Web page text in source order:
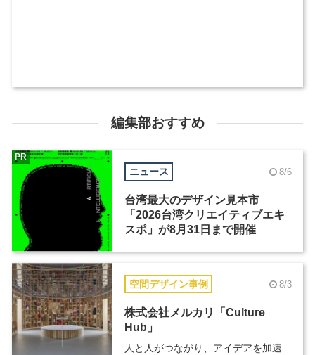
編集部おすすめ
ニュース 8/6
台湾最大のデザイン見本市
「2026台湾クリエイティブエキ
スポ」が8月31日まで開催
PR
空間デザイン事例 8/3
株式会社メルカリ「Culture
Hub」
人と人がつながり、アイデアを加速